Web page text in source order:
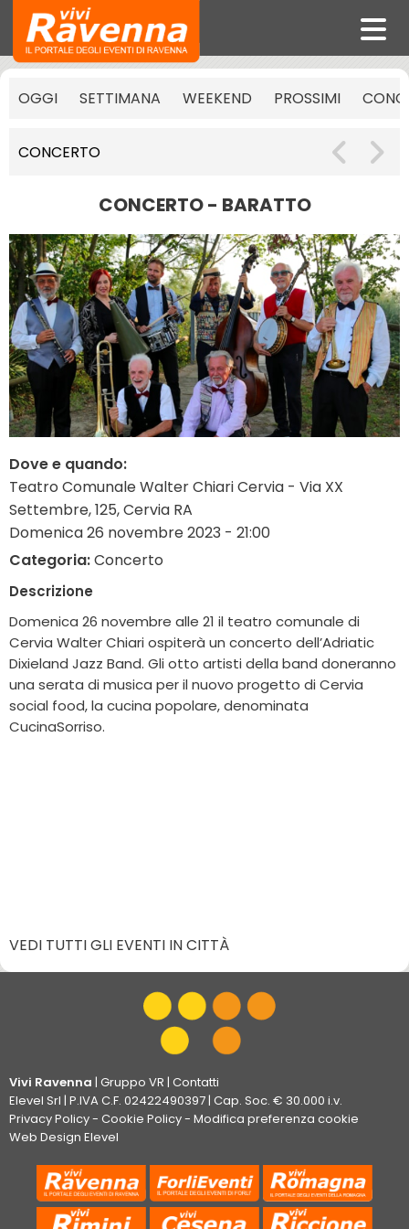
OGGI SETTIMANA WEEKEND PROSSIMI
CONCERTO
CONCERTO - BARATTO
Dove e quando:
Teatro Comunale Walter Chiari Cervia - Via XX
Settembre, 125, Cervia RA
Domenica 26 novembre 2023 - 21:00
Categoria:Concerto
Descrizione
Domenica 26 novembre alle 21 il teatro comunale di
Cervia Walter Chiari ospiterà un concerto dell’Adriatic
Dixieland Jazz Band. Gli otto artisti della band doneranno
una serata di musica per il nuovo progetto di Cervia
social food, la cucina popolare, denominata
CucinaSorriso.
VEDI TUTTI GLI EVENTI IN CITTÀ
Vivi Ravenna | Gruppo VR | Contatti
Elevel Srl | P.IVA C.F. 02422490397 | Cap. Soc. € 30.000 i.v.
Privacy Policy- Cookie Policy- Modifica preferenza cookie
Web Design Elevel